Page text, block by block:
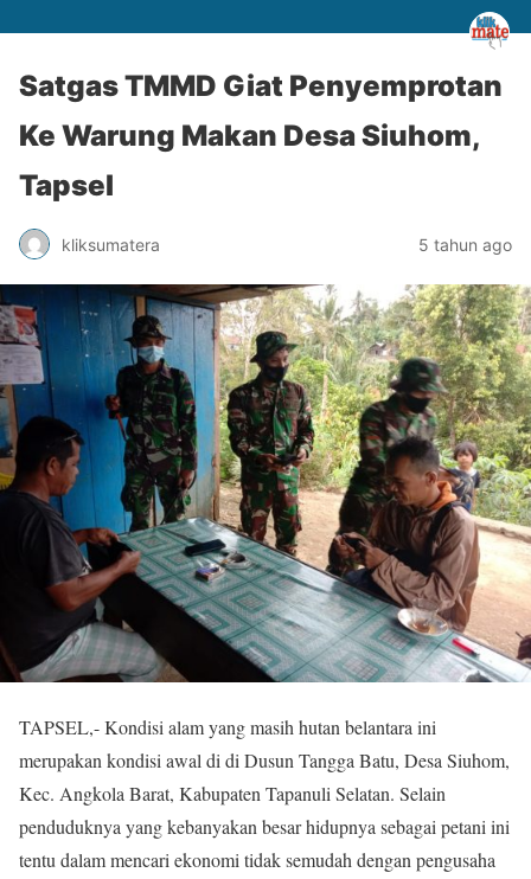
Satgas TMMD Giat Penyemprotan
Ke Warung Makan Desa Siuhom,
Tapsel
kliksumatera 5 tahun ago
TAPSEL,- Kondisi alam yang masih hutan belantara ini
merupakan kondisi awal di di Dusun Tangga Batu, Desa Siuhom,
Kec. Angkola Barat, Kabupaten Tapanuli Selatan. Selain
penduduknya yang kebanyakan besar hidupnya sebagai petani ini
tentu dalam mencari ekonomi tidak semudah dengan pengusaha